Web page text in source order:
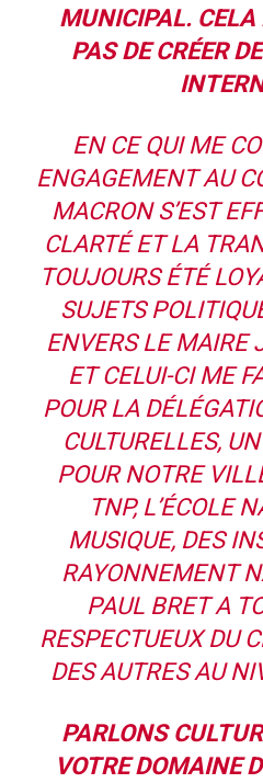
MUNICIPAL. CELA
PAS DE CRÉER
EN CE QUI ME
ENGAGEMENT AU
MACRON S’EST
CLARTÉ ET LA
TOUJOURS ÉTÉ
SUJETS
ENVERS LE MAIRE
ET CELUI-CI ME
POUR LA
CULTURELLES,
POUR NOTRE
TNP, L’ÉCOLE
MUSIQUE, DES
RAYONNEMENT
PAUL BRET A
RESPECTUEUX DU
DES AUTRES AU
PARLONS
VOTRE DOMAINE